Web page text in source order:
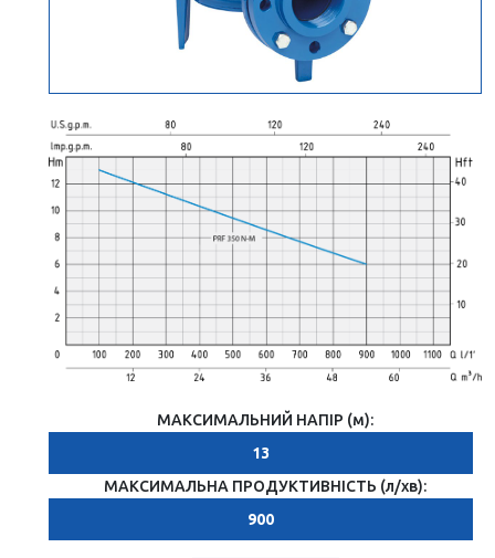
МАКСИМАЛЬНИЙ НАПІР (м):
13
МАКСИМАЛЬНА ПРОДУКТИВНІСТЬ (л/хв):
900